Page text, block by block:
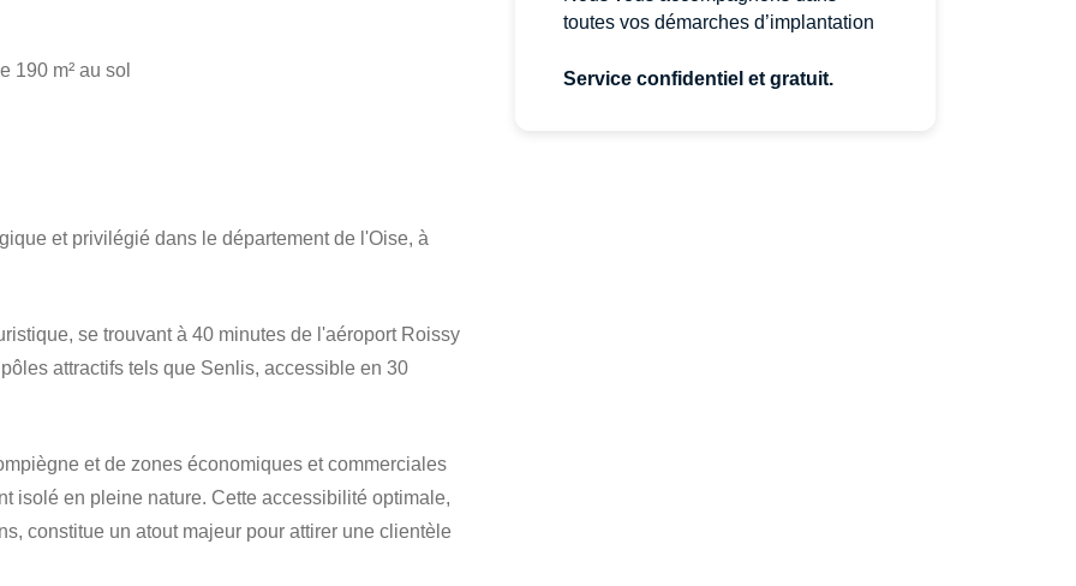
190 m² au sol
et privilégié dans le département de l'Oise, à
se trouvant à 40 minutes de l'aéroport Roissy
attractifs tels que Senlis, accessible en 30
et de zones économiques et commerciales
isolé en pleine nature. Cette accessibilité optimale,
constitue un atout majeur pour attirer une clientèle
toutes vos démarches d’implantation
Service confidentiel et gratuit.